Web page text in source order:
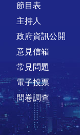
節目表
主持人
政府資訊公開
意見信箱
常見問題
電子投票
問卷調查